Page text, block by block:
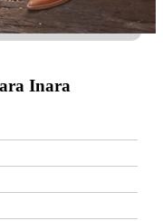
Inara